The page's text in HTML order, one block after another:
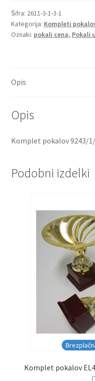
Šifra: 2611-3-1-3-1
Kategorija: Kompleti
Oznaki: pokali cena, Pokali
Opis
Opis
Komplet pokalov 9243/1/
Podobni izdelki
Komplet pokalov